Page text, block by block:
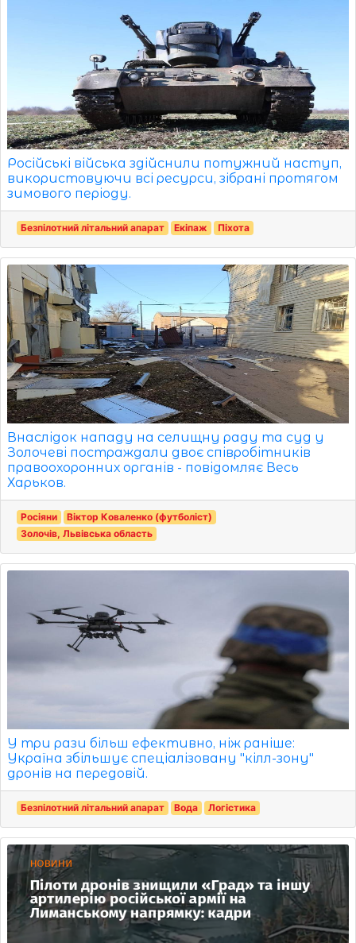
Російські війська здійснили потужний наступ,
використовуючи всі ресурси, зібрані протягом
зимового періоду.
Безпілотний літальний апарат Екіпаж Піхота
Внаслідок нападу на селищну раду та суд у
Золочеві постраждали двоє співробітників
правоохоронних органів - повідомляє Весь
Харьков.
Росіяни
Віктор Коваленко (футболіст)
Золочів, Львівська область
У три рази більш ефективно, ніж раніше:
Україна збільшує спеціалізовану "кілл-зону"
дронів на передовій.
Безпілотний літальний апарат Вода Логістика